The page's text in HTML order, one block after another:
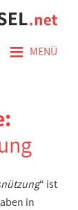
≡ MENÜ
“ ist
in